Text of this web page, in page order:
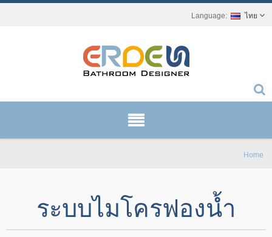
ไทย
Home
ระบบไมโครฟองน้ำ